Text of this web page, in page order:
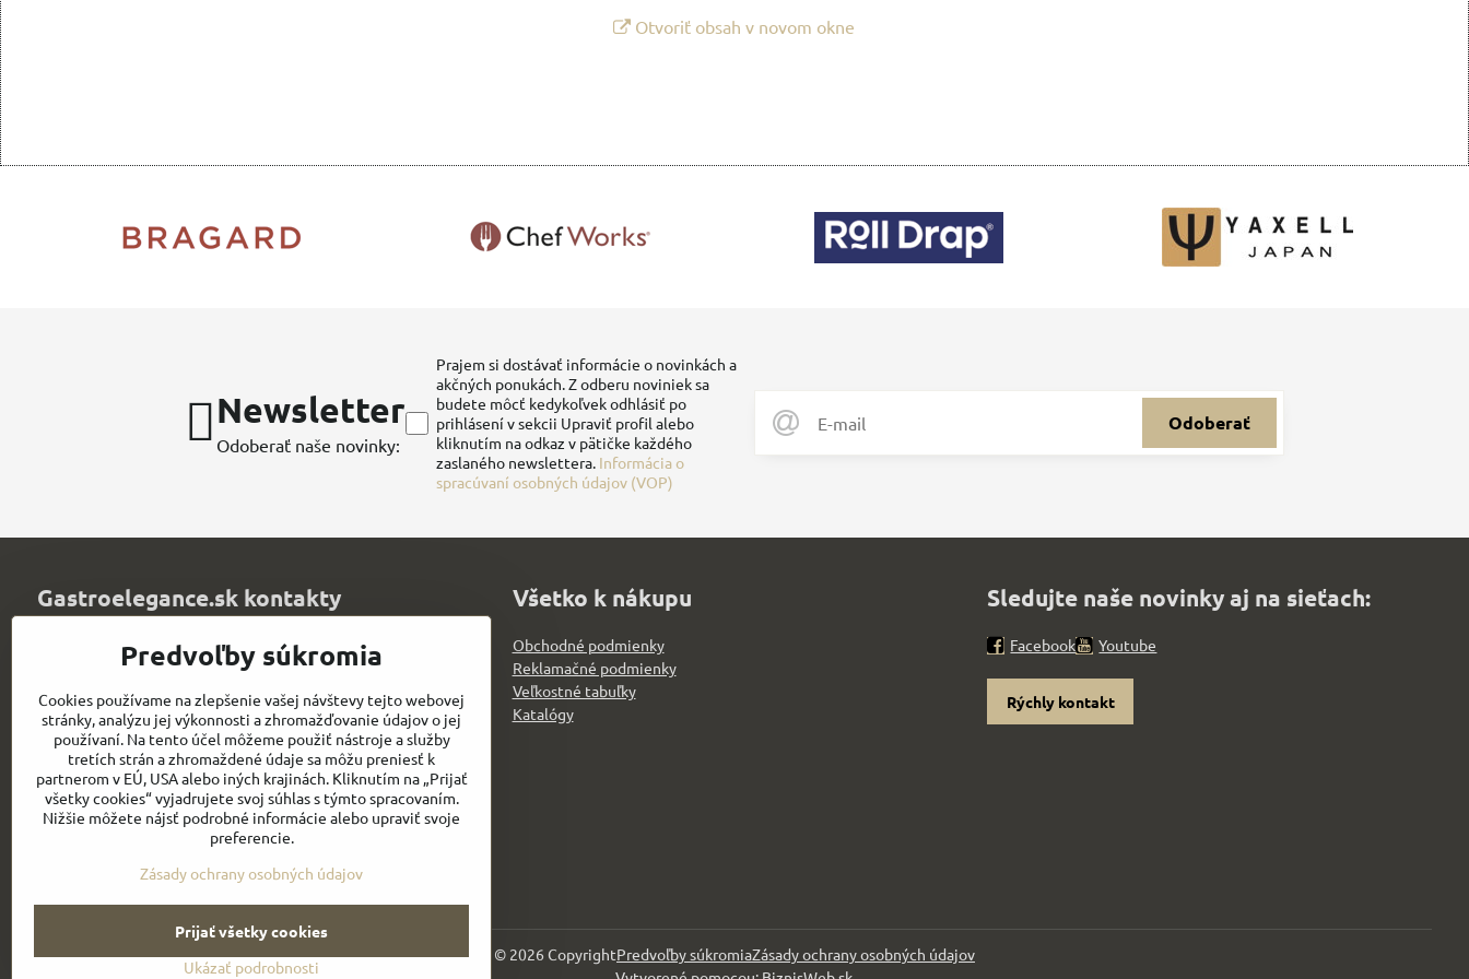
Otvoriť obsah v novom okne
Newsletter
Odoberať naše novinky:
Odoberať
Prajem si dostávať informácie o novinkách a
akčných ponukách. Z odberu noviniek sa
budete môcť kedykoľvek odhlásiť po
prihlásení v sekcii Upraviť profil alebo
kliknutím na odkaz v pätičke každého
zaslaného newslettera. Informácia o
spracúvaní osobných údajov (VOP)
Gastroelegance.sk kontakty
Juvitex, s​.r​.o​.
Trenčianska 1320
Púchov 020 01
Slovakia
IČO: 36339903
DIČ: 2021900067
IČ DPH: SK2021900067
info​@chefworks​.sk
+421 907 172 595
Všetko k nákupu
Obchodné podmienky
Reklamačné podmienky
Veľkostné tabuľky
Katalógy
Sledujte naše novinky aj na sieťach:
Facebook Youtube
Rýchly kontakt
© 2026 CopyrightPredvoľby súkromiaZásady ochrany osobných údajov
Predvoľby súkromia
Cookies používame na zlepšenie vašej návštevy tejto webovej
stránky, analýzu jej výkonnosti a zhromažďovanie údajov o jej
používaní. Na tento účel môžeme použiť nástroje a služby
tretích strán a zhromaždené údaje sa môžu preniesť k
partnerom v EÚ, USA alebo iných krajinách. Kliknutím na „Prijať
všetky cookies“ vyjadrujete svoj súhlas s týmto spracovaním.
Nižšie môžete nájsť podrobné informácie alebo upraviť svoje
preferencie.
Zásady ochrany osobných údajov
Ukázať podrobnosti
Prijať všetky cookies